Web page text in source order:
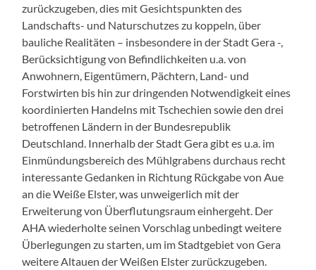
zurückzugeben, dies mit Gesichtspunkten des
Landschafts- und Naturschutzes zu koppeln, über
bauliche Realitäten – insbesondere in der Stadt Gera -,
Berücksichtigung von Befindlichkeiten u.a. von
Anwohnern, Eigentümern, Pächtern, Land- und
Forstwirten bis hin zur dringenden Notwendigkeit eines
koordinierten Handelns mit Tschechien sowie den drei
betroffenen Ländern in der Bundesrepublik
Deutschland. Innerhalb der Stadt Gera gibt es u.a. im
Einmündungsbereich des Mühlgrabens durchaus recht
interessante Gedanken in Richtung Rückgabe von Aue
an die Weiße Elster, was unweigerlich mit der
Erweiterung von Überflutungsraum einhergeht. Der
AHA wiederholte seinen Vorschlag unbedingt weitere
Überlegungen zu starten, um im Stadtgebiet von Gera
weitere Altauen der Weißen Elster zurückzugeben.